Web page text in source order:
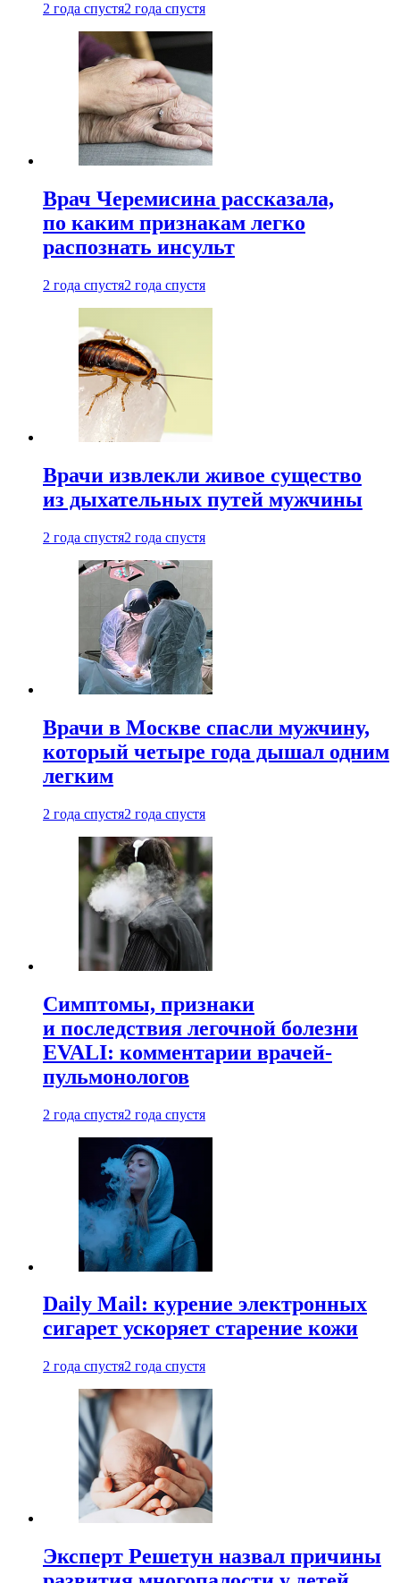
2 года спустя2 года спустя
Врач Черемисина рассказала,
по каким признакам легко
распознать инсульт
2 года спустя2 года спустя
Врачи извлекли живое существо
из дыхательных путей мужчины
2 года спустя2 года спустя
Врачи в Москве спасли мужчину,
который четыре года дышал одним
легким
2 года спустя2 года спустя
Симптомы, признаки
и последствия легочной болезни
EVALI: комментарии врачей-
пульмонологов
2 года спустя2 года спустя
Daily Mail: курение электронных
сигарет ускоряет старение кожи
2 года спустя2 года спустя
Эксперт Решетун назвал причины